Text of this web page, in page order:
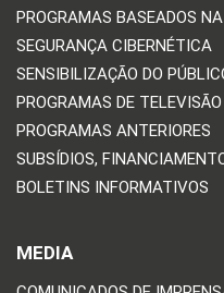
PROGRAMAS BASEADOS
SEGURANÇA CIBERNÉTICA
SENSIBILIZAÇÃO DO
PROGRAMAS DE
PROGRAMAS ANTERIORES
SUBSÍDIOS,
BOLETINS INFORMATIVOS
MEDIA